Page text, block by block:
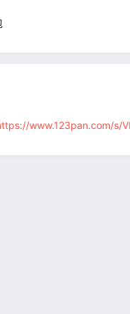
www.123pan.com/s/